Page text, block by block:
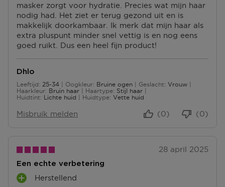
masker zorgt voor hydratie. Precies wat mijn haar
nodig had. Het ziet er terug gezond uit en is
makkelijk doorkambaar. Ik merk dat mijn haar als
extra pluspunt minder snel vettig is en nog eens
goed ruikt. Dus een heel fijn product!
Dhlo
Leeftijd
25 tot 3425-34 Oogkleur Bruine ogen Geslacht
Vrouw
Haarkleur
Bruin haar Haartype
Stijl haar
Huidtint
Lichte huid Huidtype Vette huid
Misbruik melden (0)
(0)
28 april 2025
Een echte verbetering
P
Herstellend